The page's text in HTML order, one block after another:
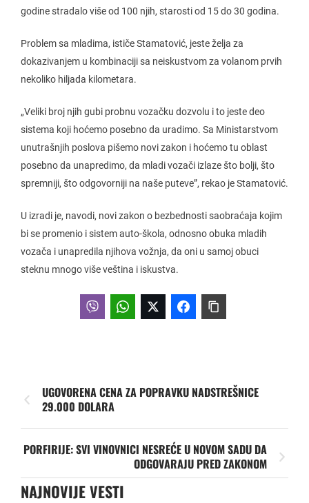
godine stradalo više od 100 njih, starosti od 15 do 30 godina.
Problem sa mladima, ističe Stamatović, jeste želja za
dokazivanjem u kombinaciji sa neiskustvom za volanom prvih
nekoliko hiljada kilometara.
„Veliki broj njih gubi probnu vozačku dozvolu i to jeste deo
sistema koji hoćemo posebno da uradimo. Sa Ministarstvom
unutrašnjih poslova pišemo novi zakon i hoćemo tu oblast
posebno da unapredimo, da mladi vozači izlaze što bolji, što
spremniji, što odgovorniji na naše puteve”, rekao je Stamatović.
U izradi je, navodi, novi zakon o bezbednosti saobraćaja kojim
bi se promenio i sistem auto-škola, odnosno obuka mladih
vozača i unapredila njihova vožnja, da oni u samoj obuci
steknu mnogo više veština i iskustva.
UGOVORENA CENA ZA POPRAVKU NADSTREŠNICE
29.000 DOLARA
PORFIRIJE: SVI VINOVNICI NESREĆE U NOVOM SADU DA
ODGOVARAJU PRED ZAKONOM
NAJNOVIJE VESTI